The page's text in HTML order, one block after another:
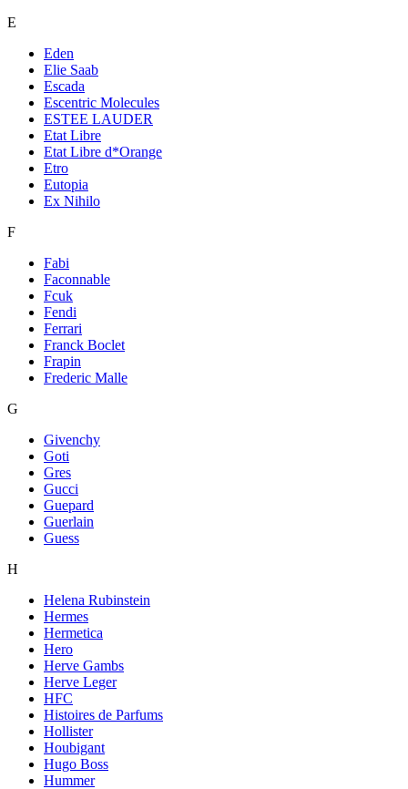
E
Eden
Elie Saab
Escada
Escentric Molecules
ESTEE LAUDER
Etat Libre
Etat Libre d*Orange
Etro
Eutopia
Ex Nihilo
F
Fabi
Faconnable
Fcuk
Fendi
Ferrari
Franck Boclet
Frapin
Frederic Malle
G
Givenchy
Goti
Gres
Gucci
Guepard
Guerlain
Guess
H
Helena Rubinstein
Hermes
Hermetica
Hero
Herve Gambs
Herve Leger
HFC
Histoires de Parfums
Hollister
Houbigant
Hugo Boss
Hummer